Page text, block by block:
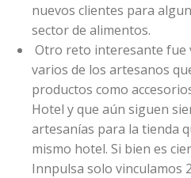
nuevos clientes para
sector de alimentos.
Otro reto interesante fue
varios de los artesanos
productos como
Hotel y que aún siguen
artesanías para la tienda
mismo hotel. Si bien es
Innpulsa solo vinculamos